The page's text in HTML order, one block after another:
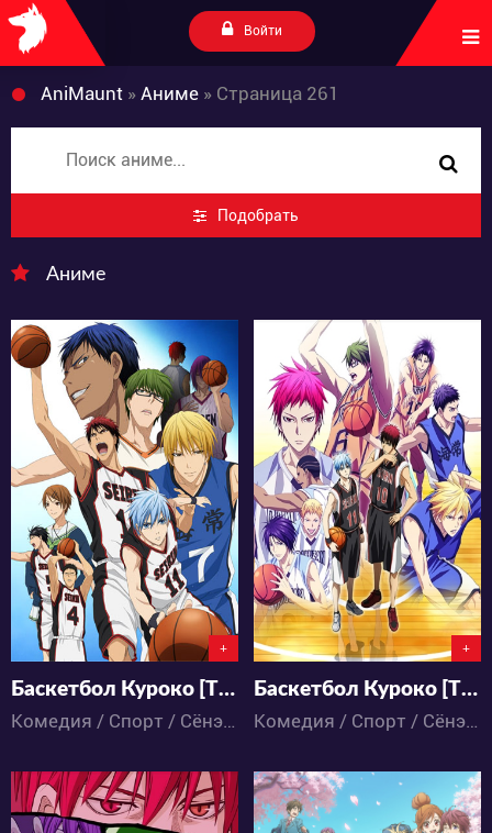
Войти
AniMaunt » Аниме » Страница 261
Подобрать
Аниме
37415
10 154
+
Баскетбол Куроко [ТВ-1]
Комедия / Спорт / Сёнэн / Школа / Аниме
23797
9 104
+
Баскетбол Куроко [ТВ-3]
Комедия / Спорт / Сёнэн / Аниме